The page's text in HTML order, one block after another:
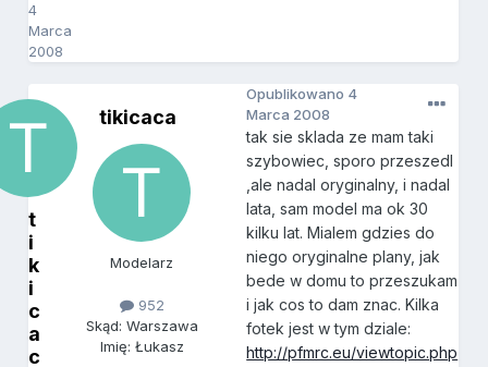
4
Marca
2008
t
i
k
i
c
a
c
tikicaca
Modelarz
952
Skąd: Warszawa
Imię: Łukasz
Opublikowano 4
Marca 2008
tak sie sklada ze mam taki
szybowiec, sporo przeszedl
,ale nadal oryginalny, i nadal
lata, sam model ma ok 30
kilku lat. Mialem gdzies do
niego oryginalne plany, jak
bede w domu to przeszukam
i jak cos to dam znac. Kilka
fotek jest w tym dziale:
http://pfmrc.eu/viewtopic.php